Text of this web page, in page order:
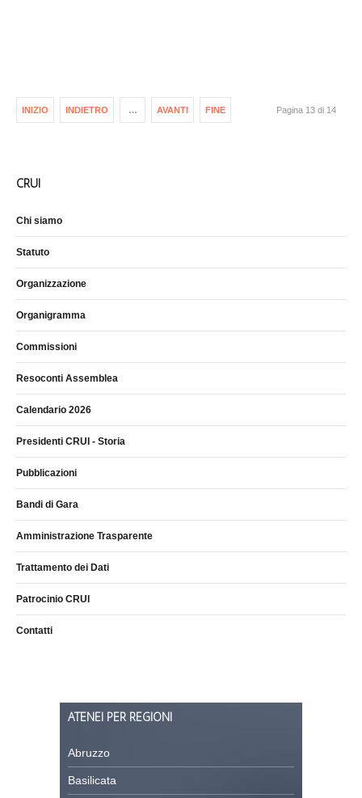
INIZIO INDIETRO … AVANTI FINE Pagina 13 di 14
CRUI
Chi siamo
Statuto
Organizzazione
Organigramma
Commissioni
Resoconti Assemblea
Calendario 2026
Presidenti CRUI - Storia
Pubblicazioni
Bandi di Gara
Amministrazione Trasparente
Trattamento dei Dati
Patrocinio CRUI
Contatti
ATENEI PER REGIONI
Abruzzo
Basilicata